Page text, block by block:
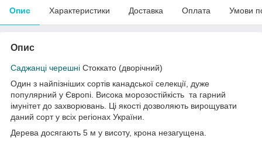
Опис Характеристики Доставка Оплата Умови
Опис
Саджанці черешні Стоккато (дворічний)
Один з найпізніших сортів канадської селекції, дуже
популярний у Європі. Висока морозостійкість та гарний
імунітет до захворювань. Ці якості дозволяють вирощувати
даний сорт у всіх регіонах України.
Дерева досягають 5 м у висоту, крона незагущена.